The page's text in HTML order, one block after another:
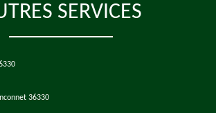
SERVICES
36330